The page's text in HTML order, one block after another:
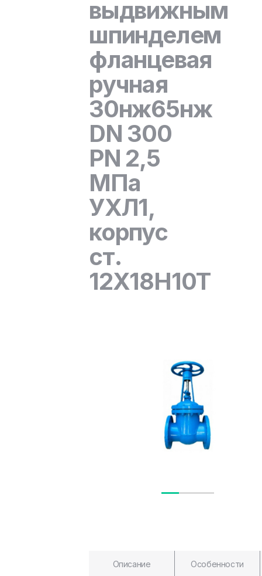
выдвижным
шпинделем
фланцевая
ручная
30нж65нж
DN 300
PN 2,5
МПа
УХЛ1,
корпус
ст.
12Х18Н10Т
Описание Особенности